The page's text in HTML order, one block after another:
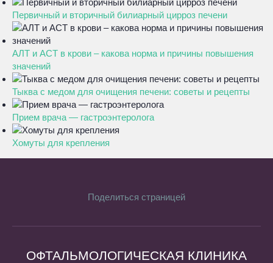
Первичный и вторичный билиарный цирроз печени
АЛТ и АСТ в крови – какова норма и причины повышения
значений
Тыква с медом для очищения печени: советы и рецепты
Прием врача — гастроэнтеролога
Хомуты для крепления
Поделиться страницей
ОФТАЛЬМОЛОГИЧЕСКАЯ КЛИНИКА